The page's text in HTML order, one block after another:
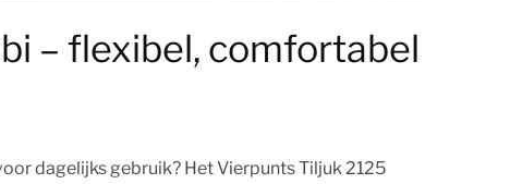
– flexibel, comfortabel
dagelijks gebruik? Het Vierpunts Tiljuk 2125